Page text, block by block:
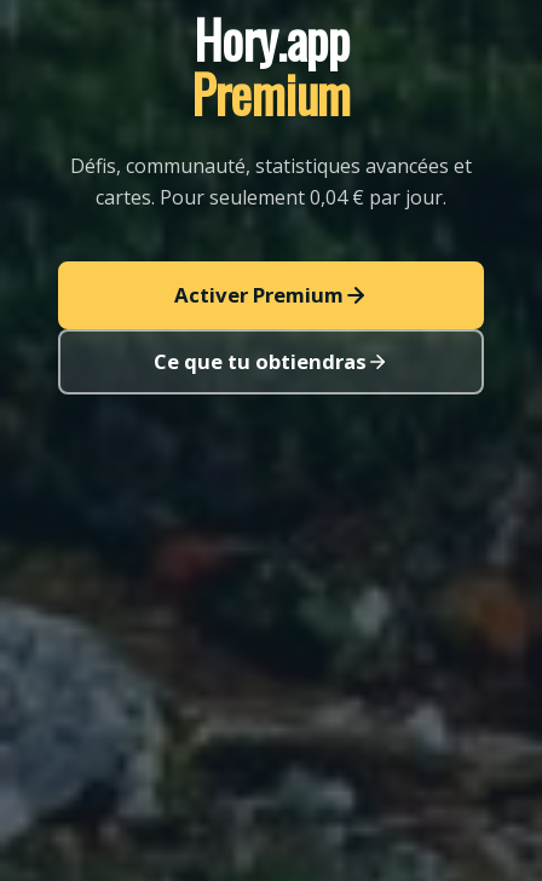
Hory.app
Premium
Défis, communauté, statistiques avancées et
cartes. Pour seulement 0,04 € par jour.
Activer Premium
Ce que tu obtiendras